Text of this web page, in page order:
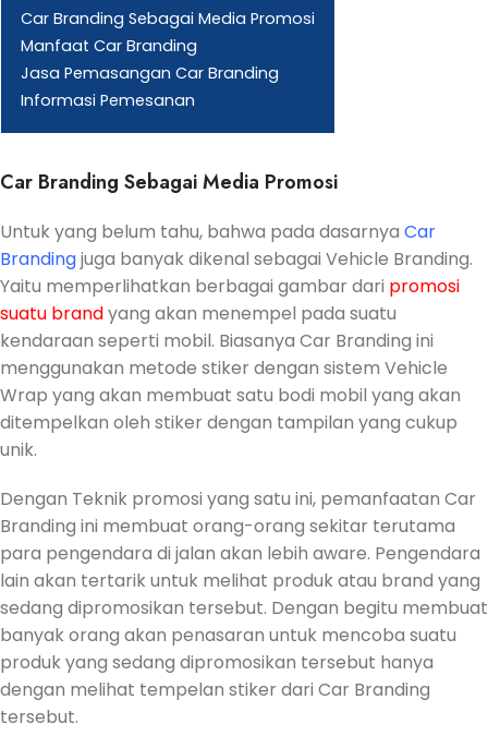
Car Branding Sebagai Media Promosi
Manfaat Car Branding
Jasa Pemasangan Car Branding
Informasi Pemesanan
Car Branding Sebagai Media Promosi
Untuk yang belum tahu, bahwa pada dasarnya Car
Brandingjuga banyak dikenal sebagai Vehicle Branding.
Yaitu memperlihatkan berbagai gambar dari promosi
suatu brandyang akan menempel pada suatu
kendaraan seperti mobil. Biasanya Car Branding ini
menggunakan metode stiker dengan sistem Vehicle
Wrap yang akan membuat satu bodi mobil yang akan
ditempelkan oleh stiker dengan tampilan yang cukup
unik.
Dengan Teknik promosi yang satu ini, pemanfaatan Car
Branding ini membuat orang-orang sekitar terutama
para pengendara di jalan akan lebih aware. Pengendara
lain akan tertarik untuk melihat produk atau brand yang
sedang dipromosikan tersebut. Dengan begitu membuat
banyak orang akan penasaran untuk mencoba suatu
produk yang sedang dipromosikan tersebut hanya
dengan melihat tempelan stiker dari Car Branding
tersebut.